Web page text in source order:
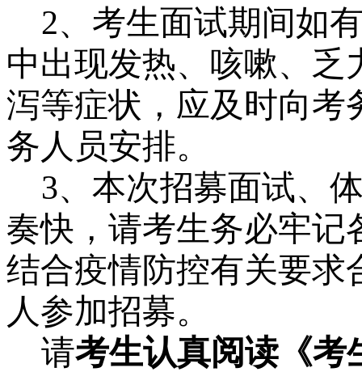
2、考生面试期间如
中出现发热、咳嗽、乏
泻等症状，应及时向考
务人员安排。
3、本次招募面试、
奏快，请考生务必牢记
结合疫情防控有关要求
人参加招募。
请考生认真阅读《考